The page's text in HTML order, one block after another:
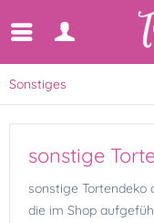
Sonstiges
sonstige
sonstige Tortendeko
die im Shop